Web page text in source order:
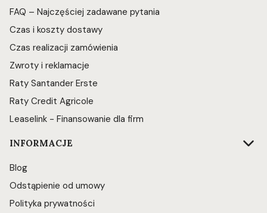
FAQ – Najczęściej zadawane pytania
Czas i koszty dostawy
Czas realizacji zamówienia
Zwroty i reklamacje
Raty Santander Erste
Raty Credit Agricole
Leaselink - Finansowanie dla firm
INFORMACJE
Blog
Odstąpienie od umowy
Polityka prywatności